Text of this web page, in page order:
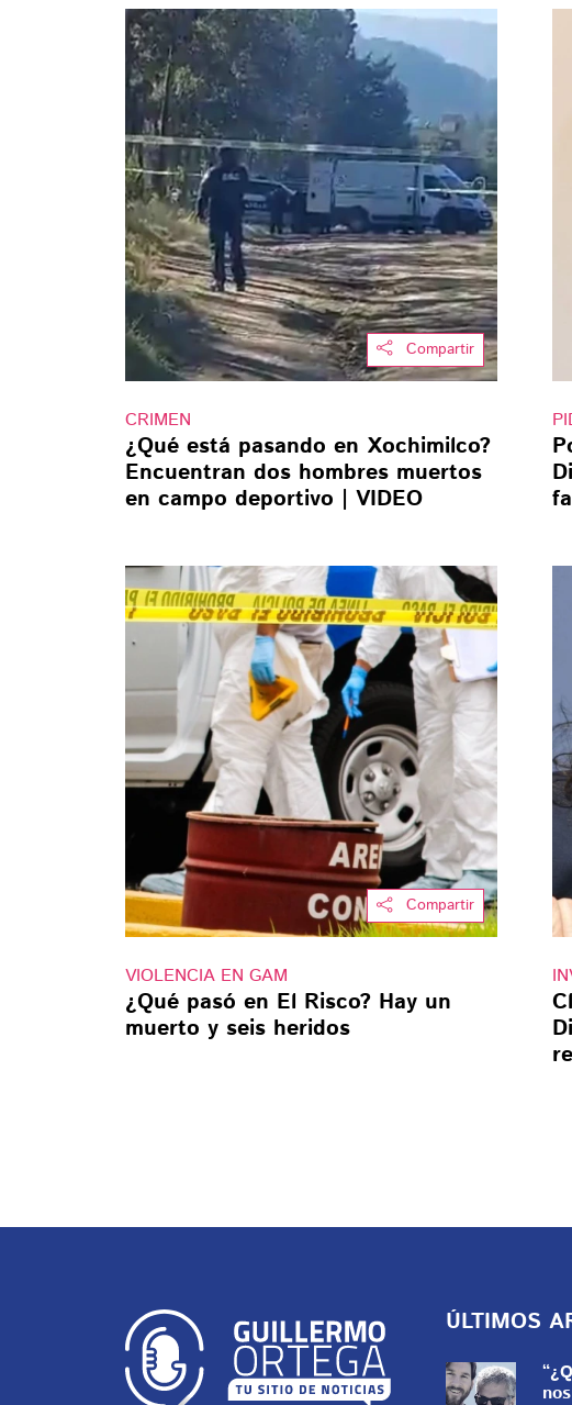
Compartir
CRIMEN
¿Qué está pasando en Xochimilco?
Encuentran dos hombres muertos
en campo deportivo | VIDEO
Compartir
VIOLENCIA EN GAM
¿Qué pasó en El Risco? Hay un
muerto y seis heridos
ÚLTIMOS